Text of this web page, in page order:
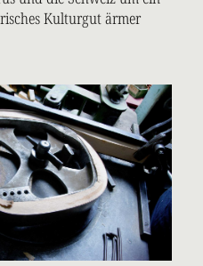
Kulturgut ärmer